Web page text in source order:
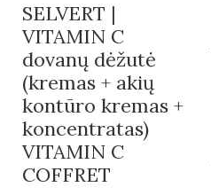
SELVERT |
VITAMIN C
dovanų dėžutė
(kremas + akių
kontūro kremas +
koncentratas)
VITAMIN C
COFFRET